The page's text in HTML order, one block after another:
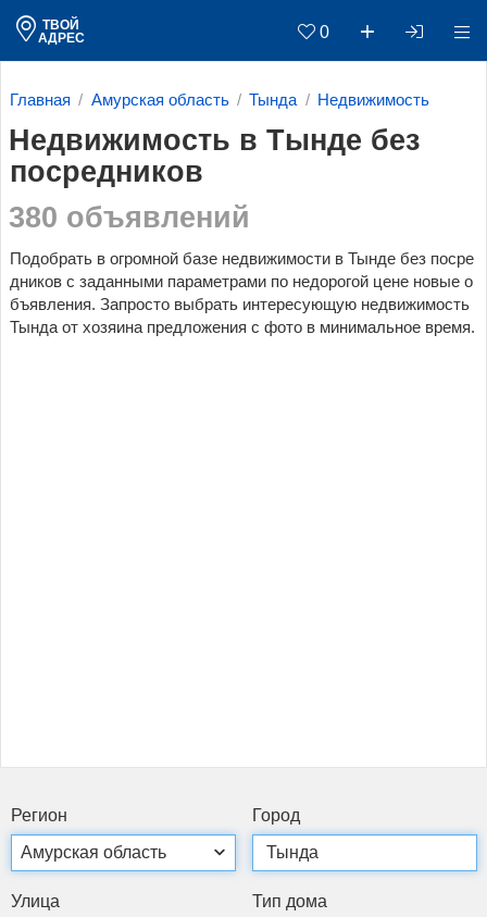
ТВОЙ
АДРЕС
0
Главная Амурская область Тында Недвижимость
Недвижимость в Тынде без
посредников
380 объявлений
Подобрать в огромной базе недвижимости в Тынде без посре
дников c заданными параметрами по недорогой цене новые о
бъявления. Запросто выбрать интересующую недвижимость
Тында от хозяина предложения с фото в минимальное время.
Ре­ги­он Го­род
Ули­ца Тип до­ма